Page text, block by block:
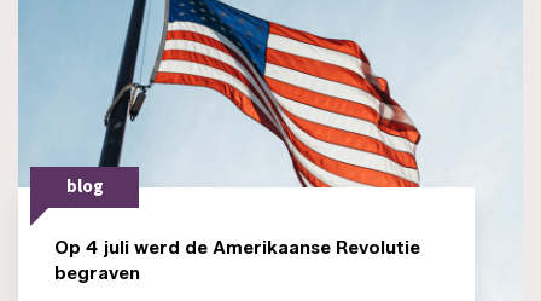
blog
Op 4 juli werd de Amerikaanse Revolutie
begraven